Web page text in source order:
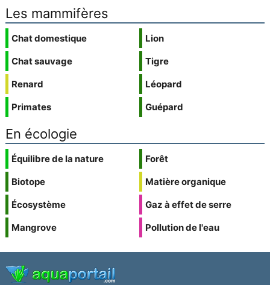
Les mammifères
Chat domestique
Chat sauvage
Renard
Primates
Lion
Tigre
Léopard
Guépard
En écologie
Équilibre de la nature
Biotope
Écosystème
Mangrove
Forêt
Matière organique
Gaz à effet de serre
Pollution de l'eau